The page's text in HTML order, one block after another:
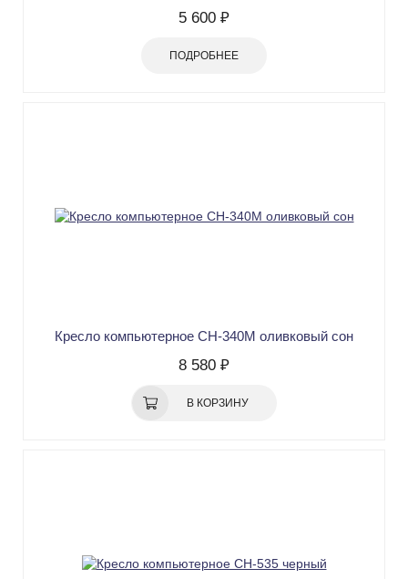
5 600 ₽
ПОДРОБНЕЕ
Кресло компьютерное СН-340М оливковый сон
8 580 ₽
В КОРЗИНУ